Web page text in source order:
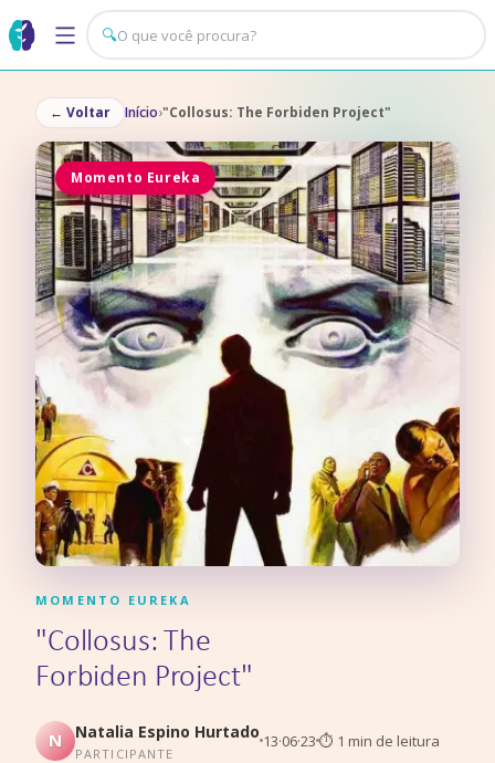
🔍
← Voltar Início›"Collosus: The Forbiden Project"
Momento Eureka
MOMENTO EUREKA
"Collosus: The
Forbiden Project"
N Natalia Espino Hurtado
PARTICIPANTE
13·06·23 ⏱ 1 min de leitura